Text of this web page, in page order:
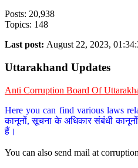
Posts: 20,938
Topics: 148
Last post: August 22, 2023,
Uttarakhand Updates
Anti Corruption Board Of
Here you can find various laws
कानूनों, सूचना के अधिकार संबंधी
हैं।
You can also send mail at